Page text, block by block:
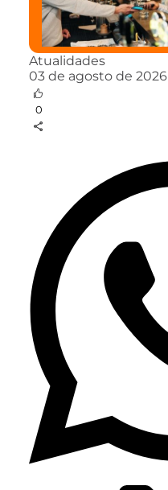
Atualidades
03 de agosto de 2026
0